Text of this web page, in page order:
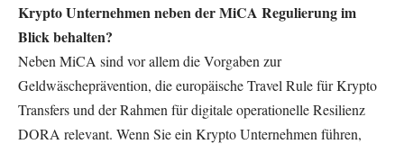
Krypto Unternehmen neben der MiCA Regulierung im
Blick behalten?
Neben MiCA sind vor allem die Vorgaben zur
Geldwäscheprävention, die europäische Travel Rule für Krypto
Transfers und der Rahmen für digitale operationelle Resilienz
DORA relevant. Wenn Sie ein Krypto Unternehmen führen,